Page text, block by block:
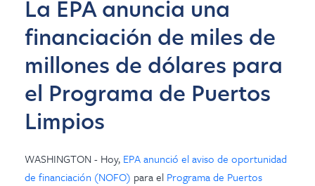
La EPA anuncia una
financiación de miles de
millones de dólares para
el Programa de Puertos
Limpios
WASHINGTON - Hoy, EPA anunció el aviso de oportunidad
de financiación (NOFO) para el Programa de Puertos